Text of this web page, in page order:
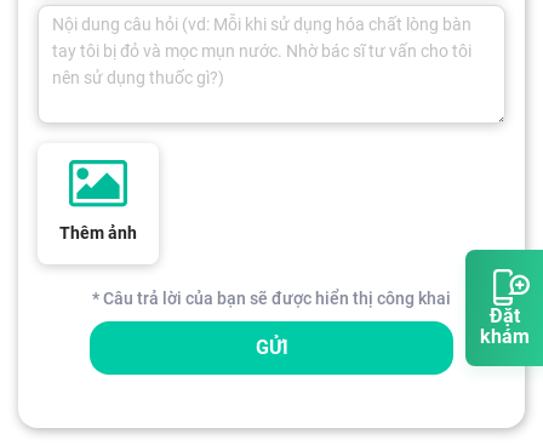
Đặt
khám
Thêm ảnh
* Câu trả lời của bạn sẽ được hiển thị công khai
GỬI